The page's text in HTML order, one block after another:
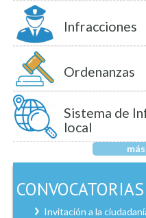
Infracciones
Ordenanzas
Sistema de
local
CONVOCATORIAS
Invitación a la